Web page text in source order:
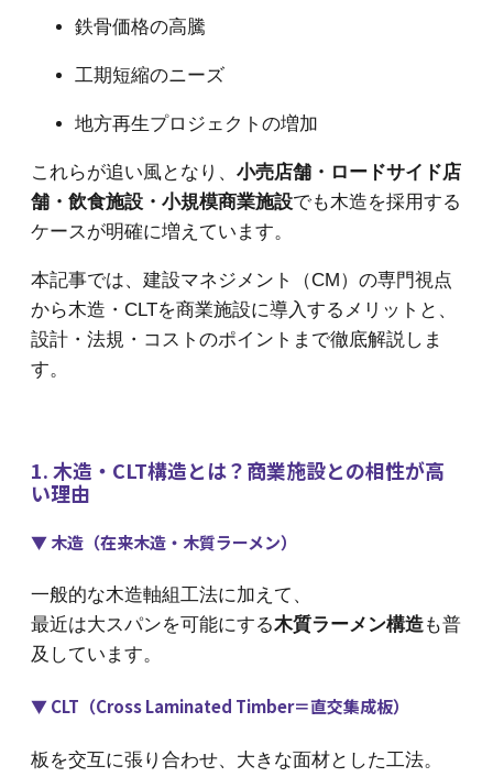
鉄骨価格の高騰
工期短縮のニーズ
地方再生プロジェクトの増加
これらが追い風となり、 小売店舗・ロードサイド店
舗・飲食施設・小規模商業施設でも木造を採用する
ケースが明確に増えています。
本記事では、建設マネジメント（CM）の専門視点
から木造・CLTを商業施設に導入するメリットと、
設計・法規・コストのポイントまで徹底解説しま
す。
1. 木造・CLT構造とは？商業施設との相性が高
い理由
▼ 木造（在来木造・木質ラーメン）
一般的な木造軸組工法に加えて、
最近は大スパンを可能にする木質ラーメン構造も普
及しています。
▼ CLT（Cross Laminated Timber＝直交集成板）
板を交互に張り合わせ、大きな面材とした工法。